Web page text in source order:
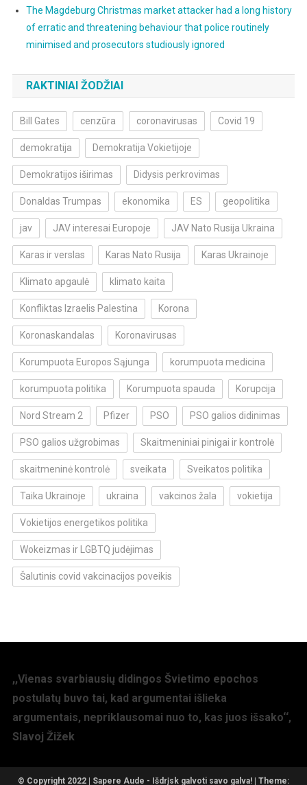
The Magdeburg Christmas market attacker had a long history
of erratic and threatening behaviour that police routinely
minimised and prosecutors studiously ignored
RAKTINIAI ŽODŽIAI
Bill Gates cenzūra coronavirusas Covid 19
demokratija Demokratija Vokietijoje
Demokratijos iširimas Didysis perkrovimas
Donaldas Trumpas ekonomika ES geopolitika
jav JAV interesai Europoje JAV Nato Rusija Ukraina
Karas ir verslas Karas Nato Rusija Karas Ukrainoje
Klimato apgaulė klimato kaita
Konfliktas Izraelis Palestina Korona
Koronaskandalas Koronavirusas
Korumpuota Europos Sąjunga korumpuota medicina
korumpuota politika Korumpuota spauda Korupcija
Nord Stream 2 Pfizer PSO PSO galios didinimas
PSO galios užgrobimas Skaitmeniniai pinigai ir kontrolė
skaitmeninė kontrolė sveikata Sveikatos politika
Taika Ukrainoje ukraina vakcinos žala vokietija
Vokietijos energetikos politika
Wokeizmas ir LGBTQ judėjimas
Šalutinis covid vakcinacijos poveikis
,,Vienas svarbiausių didingos Švietimo epochos
postulatų buvo tai, kad argumentai išlieka
argumentais, nepriklausomai nuo to, kas juos išsako‘‘,
Slavoj Žižek
© Copyright 2022 | Sapere Aude - Išdrįsk galvoti savo galva! Theme: